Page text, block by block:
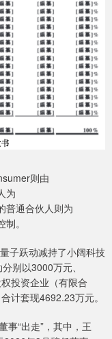
则由
为
普通合伙人则为
。
子跃动减持了小阔科技
别以3000万元、
投资企业（有限合
计套现4692.23万元。
事“出走”，其中，王